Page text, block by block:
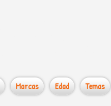
Marcas Edad Temas